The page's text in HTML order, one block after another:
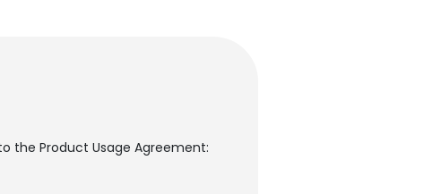
the Product Usage Agreement: